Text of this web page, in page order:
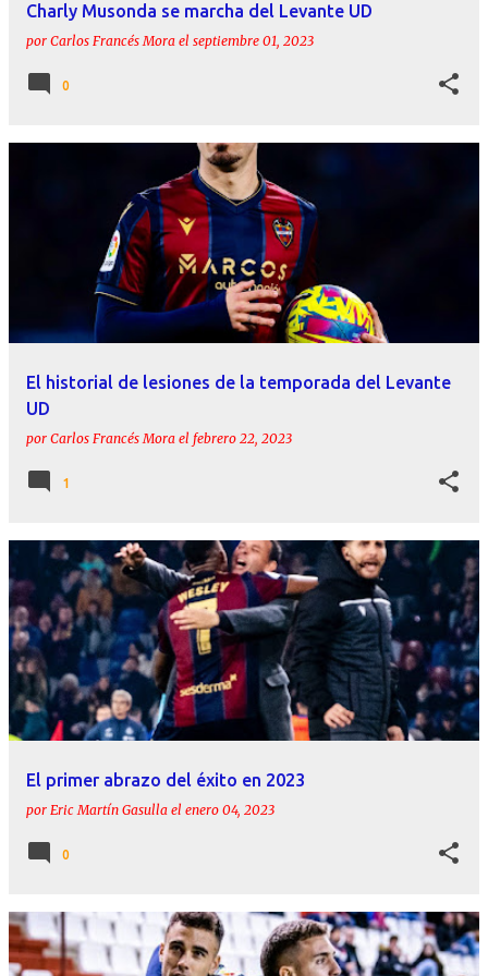
Charly Musonda se marcha del Levante UD
por Carlos Francés Mora el septiembre 01, 2023
0
El historial de lesiones de la temporada del Levante
UD
por Carlos Francés Mora el febrero 22, 2023
1
El primer abrazo del éxito en 2023
por Eric Martín Gasulla el enero 04, 2023
0